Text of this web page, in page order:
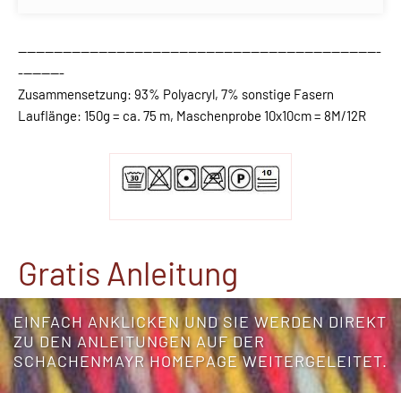
---------------------------------------------------------------------------------
----------
Zusammensetzung: 93% Polyacryl, 7% sonstige Fasern
Lauflänge: 150g = ca. 75 m, Maschenprobe 10x10cm = 8M/12R
Gratis Anleitung
EINFACH ANKLICKEN UND SIE WERDEN DIREKT
ZU DEN ANLEITUNGEN AUF DER
SCHACHENMAYR HOMEPAGE WEITERGELEITET.